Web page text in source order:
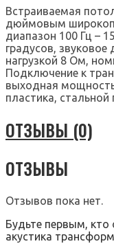
Встраиваемая
дюймовым
диапазон 100 Гц –
градусов,
нагрузкой 8 Ом,
Подключение к
выходная мощность
пластика, стальной
ОТЗЫВЫ (0)
ОТЗЫВЫ
Отзывов пока нет.
Будьте первым, кто
акустика